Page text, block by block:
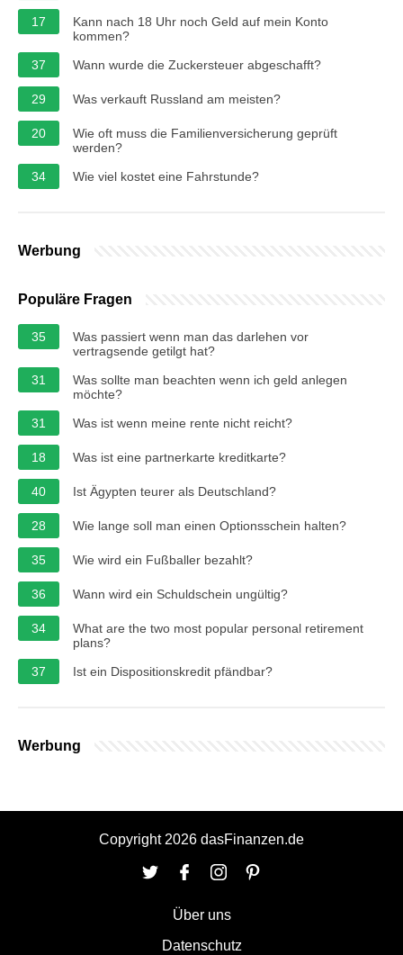
17
Kann nach 18 Uhr noch Geld auf mein Konto
kommen?
37
Wann wurde die Zuckersteuer abgeschafft?
29 Was verkauft Russland am meisten?
20
Wie oft muss die Familienversicherung geprüft
werden?
34
Wie viel kostet eine Fahrstunde?
Werbung
Populäre Fragen
35
Was passiert wenn man das darlehen vor
vertragsende getilgt hat?
31
Was sollte man beachten wenn ich geld anlegen
möchte?
31
Was ist wenn meine rente nicht reicht?
18 Was ist eine partnerkarte kreditkarte?
40 Ist Ägypten teurer als Deutschland?
28 Wie lange soll man einen Optionsschein halten?
35 Wie wird ein Fußballer bezahlt?
36 Wann wird ein Schuldschein ungültig?
34
What are the two most popular personal retirement
plans?
37
Ist ein Dispositionskredit pfändbar?
Werbung
Copyright 2026 dasFinanzen.de
Über uns
Datenschutz